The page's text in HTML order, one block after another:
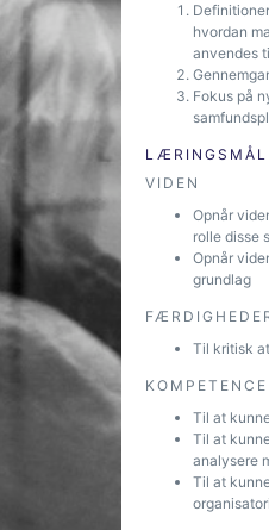
hvordan
anvendes
Fokus på
LÆRINGSMÅL
VIDEN
Opnår
rolle disse
Opnår
grundlag
Til kritisk
Til at
Til at
analysere
Til at